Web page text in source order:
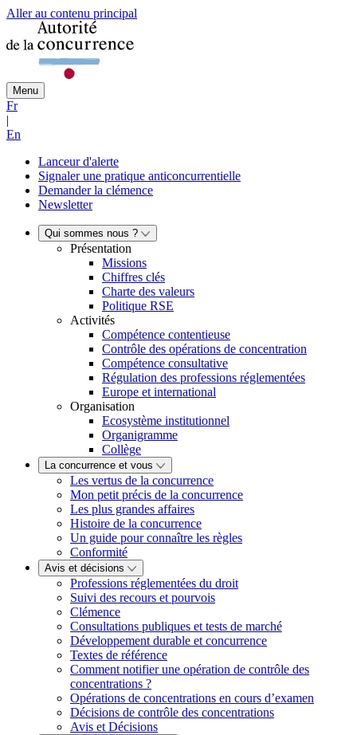
Aller au contenu principal
Menu
Fr
|
En
Lanceur d'alerte
Signaler une pratique anticoncurrentielle
Demander la clémence
Newsletter
Qui sommes nous ?
Présentation
Missions
Chiffres clés
Charte des valeurs
Politique RSE
Activités
Compétence contentieuse
Contrôle des opérations de concentration
Compétence consultative
Régulation des professions réglementées
Europe et international
Organisation
Ecosystème institutionnel
Organigramme
Collège
La concurrence et vous
Les vertus de la concurrence
Mon petit précis de la concurrence
Les plus grandes affaires
Histoire de la concurrence
Un guide pour connaître les règles
Conformité
Avis et décisions
Professions réglementées du droit
Suivi des recours et pourvois
Clémence
Consultations publiques et tests de marché
Développement durable et concurrence
Textes de référence
Comment notifier une opération de contrôle des
concentrations ?
Opérations de concentrations en cours d’examen
Décisions de contrôle des concentrations
Avis et Décisions